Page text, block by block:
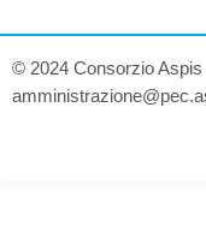
© 2024 Consorzio Aspis